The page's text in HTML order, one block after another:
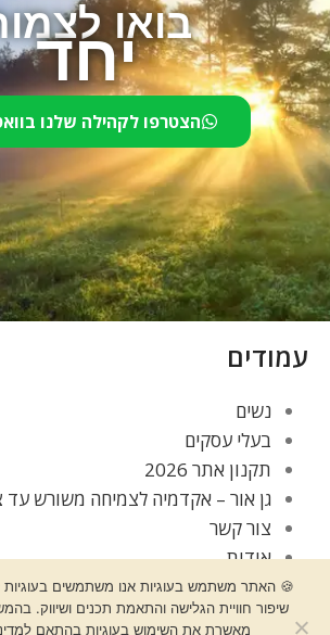
בואויחד
הצטרפו לקהילה שלנו
תקנון אתר
עמודים
נשים
בעלי עסקים
תקנון אתר 2026
גן אור – אקדמיה לצמיחה משורש
צור קשר
אודות
בלוג
🍪 האתר משתמש בעוגיות אנו משתמשים
שיפור חוויית הגלישה והתאמת תכנים ושיווק.
מאשרת את השימוש בעוגיות בהתאם